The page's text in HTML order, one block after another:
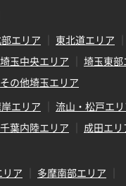
エリア
東北道エリア
埼玉中央エリア
埼玉東部
その他埼玉エリア
エリア
流山・松戸エ
千葉内陸エリア
成田エリ
ア
多摩南部エリア